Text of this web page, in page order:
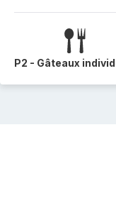
P2 - Gâteaux